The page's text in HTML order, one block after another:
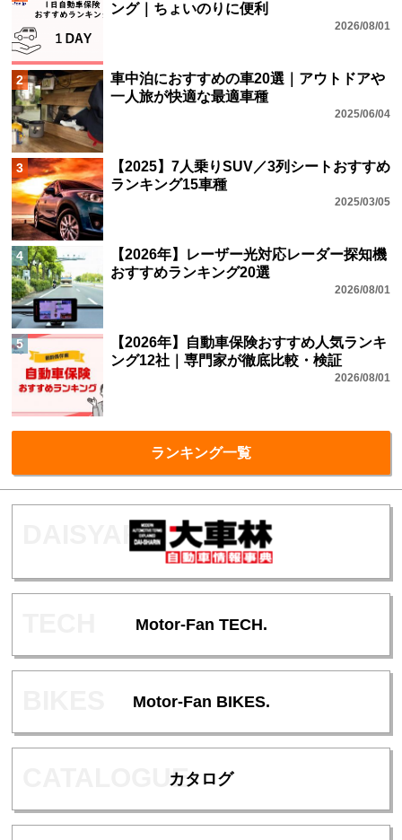
ング｜ちょいのりに便利
2026/08/01
2
車中泊におすすめの車20選｜アウトドアや
一人旅が快適な最適車種
2025/06/04
3
【2025】7人乗りSUV／3列シートおすすめ
ランキング15車種
2025/03/05
4
【2026年】レーザー光対応レーダー探知機
おすすめランキング20選
2026/08/01
5
【2026年】自動車保険おすすめ人気ランキ
ング12社｜専門家が徹底比較・検証
2026/08/01
ランキング一覧
Motor-Fan TECH.
Motor-Fan BIKES.
カタログ